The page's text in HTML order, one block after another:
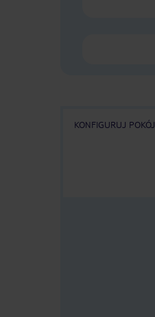
KONFIGURUJ POKÓJ